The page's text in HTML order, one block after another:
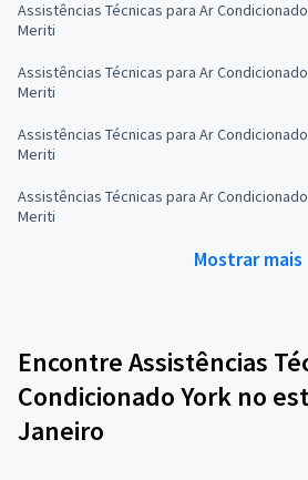
Assistências Técnicas para Ar
Meriti
Assistências Técnicas para Ar
Meriti
Assistências Técnicas para Ar
Meriti
Assistências Técnicas para Ar
Meriti
Mostrar mais
Encontre Assistências
Condicionado York no
Janeiro